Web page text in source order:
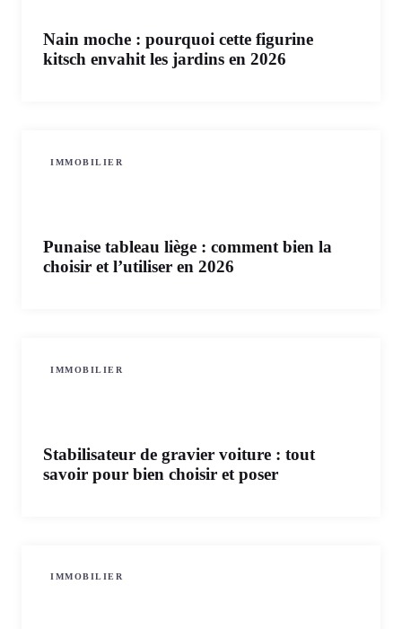
Nain moche : pourquoi cette figurine
kitsch envahit les jardins en 2026
IMMOBILIER
Punaise tableau liège : comment bien la
choisir et l’utiliser en 2026
IMMOBILIER
Stabilisateur de gravier voiture : tout
savoir pour bien choisir et poser
IMMOBILIER